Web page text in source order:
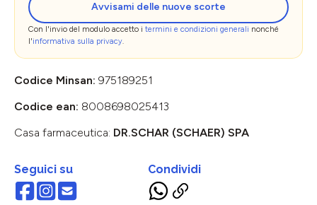
Avvisami delle nuove scorte
Con l'invio del modulo accetto i termini e condizioni generali nonché
l'informativa sulla privacy.
Codice Minsan: 975189251
Codice ean: 8008698025413
Casa farmaceutica: DR.SCHAR (SCHAER) SPA
Seguici su Condividi